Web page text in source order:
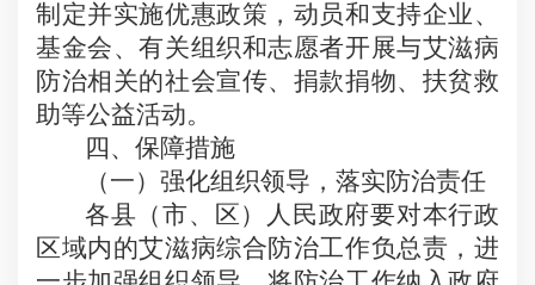
制定并实施优惠政策，动员和支持企业、
基金会、有关组织和志愿者开展与艾滋病
防治相关的社会宣传、捐款捐物、扶贫救
助等公益活动。
四、保障措施
（一）强化组织领导，落实防治责任
各县（市、区）人民政府要对本行政
区域内的艾滋病综合防治工作负总责，进